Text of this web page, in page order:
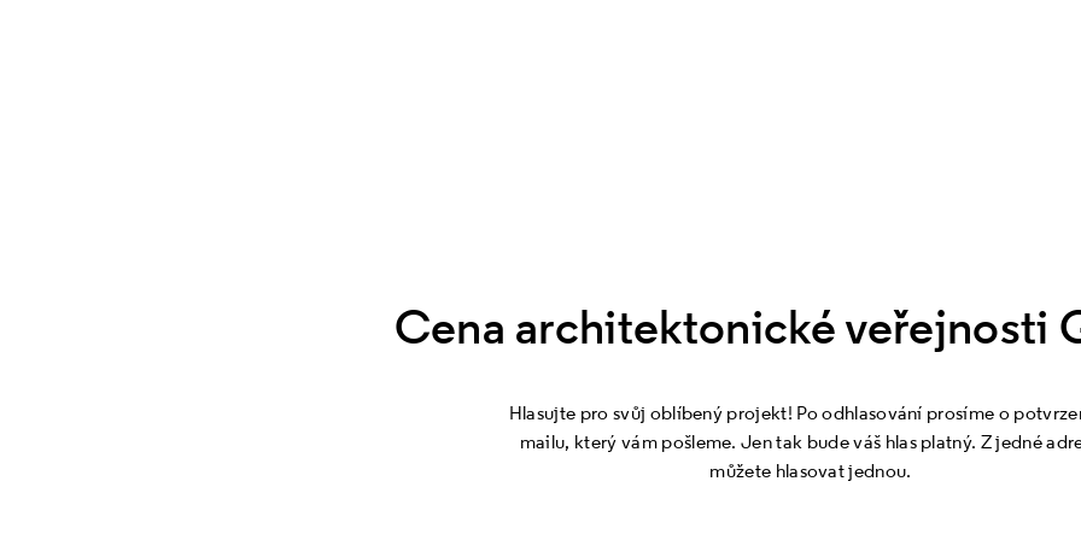
Cena architektonické veřejnosti
Hlasujte pro svůj oblíbený projekt! Po odhlasování prosíme o
mailu, který vám pošleme. Jen tak bude váš hlas platný. Z jedné
můžete hlasovat jednou.